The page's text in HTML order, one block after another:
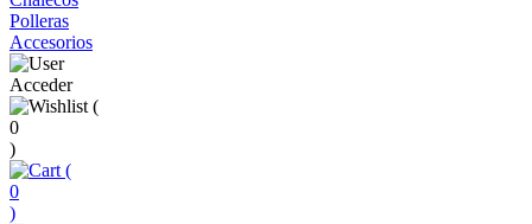
Polleras
Accesorios
Acceder
(
0
)
(
0
)